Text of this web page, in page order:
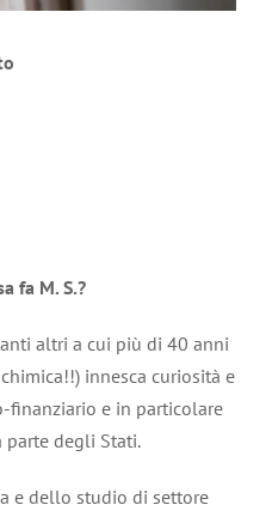
fa M. S.?
altri a cui più di 40 anni
innesca curiosità e
finanziario e in particolare
degli Stati.
e dello studio di settore